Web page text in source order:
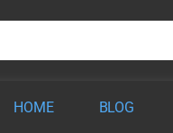
HOME BLOG